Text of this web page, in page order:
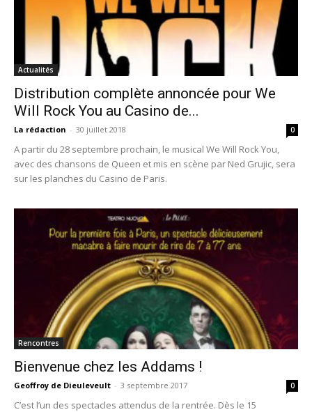
Actualités
Distribution complète annoncée pour We
Will Rock You au Casino de...
La rédaction - 30 juillet 2018 0
A partir du 28 septembre prochain, le musical We Will Rock You,
avec des chansons de Queen et mis en scène par Ned Grujic, sera
sur les planches du Casino de Paris.
Rencontres
Bienvenue chez les Addams !
Geoffroy de Dieuleveult - 3 septembre 2017 0
C’est l’un des spectacles attendus de la rentrée. Dès le 15